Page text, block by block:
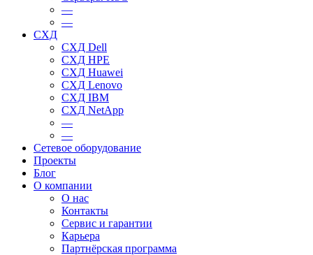
—
—
СХД
СХД Dell
СХД HPE
СХД Huawei
СХД Lenovo
СХД IBM
СХД NetApp
—
—
Сетевое оборудование
Проекты
Блог
О компании
О нас
Контакты
Сервис и гарантии
Карьера
Партнёрская программа